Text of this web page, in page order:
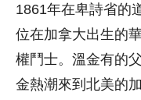
1861年在卑詩省的
位在加拿大出生的
權鬥士。溫金有的
金熱潮來到北美的